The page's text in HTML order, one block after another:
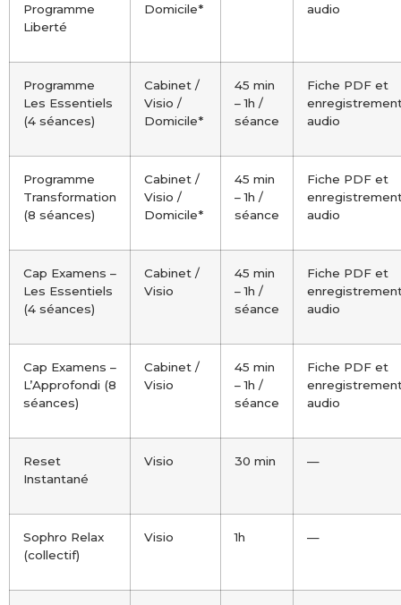
Programme
Liberté
Domicile*
audio
Programme
Les Essentiels
(4 séances)
Cabinet /
Visio /
Domicile*
45 min
– 1h /
séance
Fiche PDF et
audio
Programme
Transformation
(8 séances)
Cabinet /
Visio /
Domicile*
45 min
– 1h /
séance
Fiche PDF et
audio
Cap Examens –
Les Essentiels
(4 séances)
Cabinet /
Visio
45 min
– 1h /
séance
Fiche PDF et
audio
Cap Examens –
L’Approfondi (8
séances)
Cabinet /
Visio
45 min
– 1h /
séance
Fiche PDF et
audio
Reset
Instantané
Visio 30 min —
Sophro Relax
(collectif)
Visio 1h —